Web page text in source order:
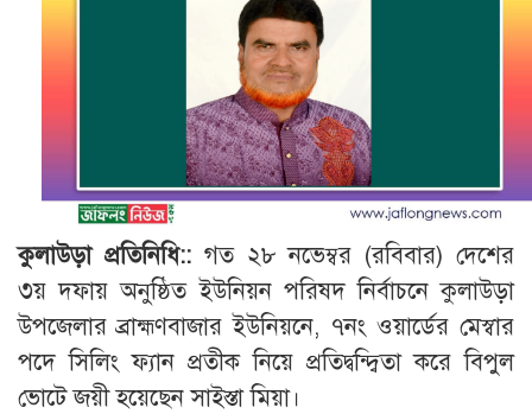
কুলাউড়া প্রতিনিধি:: গত ২৮ নভেম্বর (রবিবার) দেশের
৩য় দফায় অনুষ্ঠিত ইউনিয়ন পরিষদ নির্বাচনে কুলাউড়া
উপজেলার ব্রাহ্মণবাজার ইউনিয়নে, ৭নং ওয়ার্ডের মেস্বার
পদে সিলিং ফ্যান প্রতীক নিয়ে প্রতিদ্বন্দ্বিতা করে বিপুল
ভোটে জয়ী হয়েছেন সাইস্তা মিয়া।